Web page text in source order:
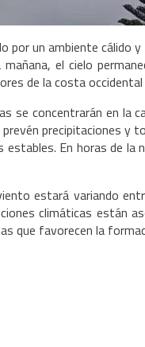
por un ambiente
el cielo
de la costa
se concentrarán en
precipitaciones
estables. En horas de
estará variando
climáticas están
que favorecen la